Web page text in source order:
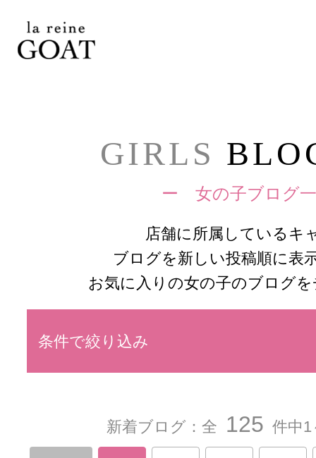
GIRLS
ー 女の子ブログ
店舗に所属しているキ
ブログを新しい投稿順に表
お気に入りの女の子のブログ
条件で絞り込み
新着ブログ：全 125 件中1